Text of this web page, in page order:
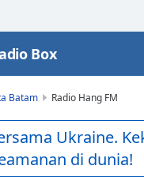
Box
Batam Radio Hang FM
Ukraine.
di dunia!